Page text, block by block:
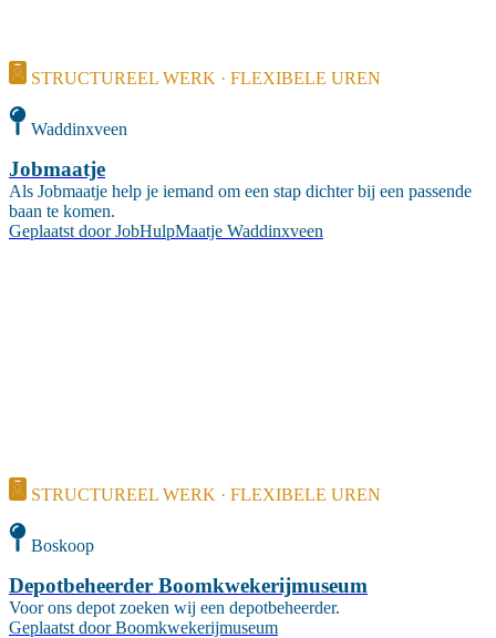
STRUCTUREEL WERK · FLEXIBELE UREN
Waddinxveen
Jobmaatje
Als Jobmaatje help je iemand om een stap dichter bij een passende
baan te komen.
Geplaatst door JobHulpMaatje Waddinxveen
STRUCTUREEL WERK · FLEXIBELE UREN
Boskoop
Depotbeheerder Boomkwekerijmuseum
Voor ons depot zoeken wij een depotbeheerder.
Geplaatst door Boomkwekerijmuseum